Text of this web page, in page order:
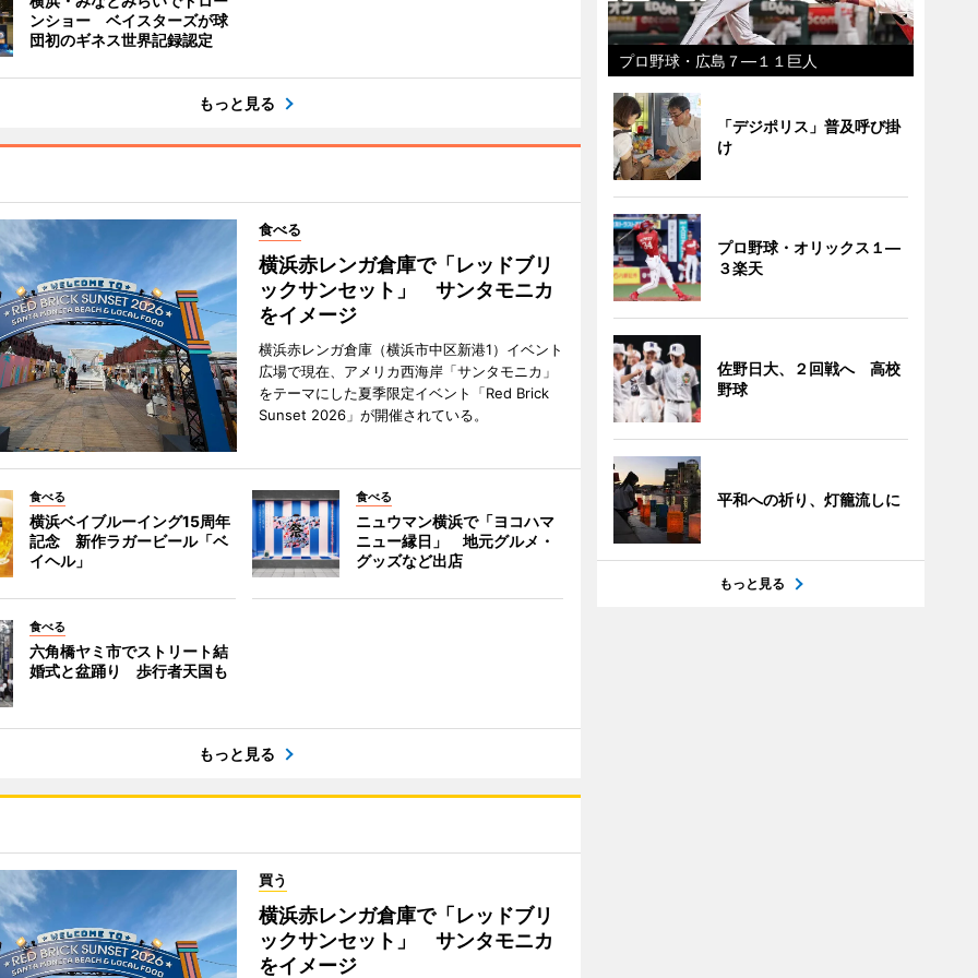
ンショー ベイスターズが球
団初のギネス世界記録認定
もっと見る
食べる
横浜赤レンガ倉庫で「レッドブリ
ックサンセット」 サンタモニカ
をイメージ
横浜赤レンガ倉庫（横浜市中区新港1）イベント
広場で現在、アメリカ西海岸「サンタモニカ」
をテーマにした夏季限定イベント「Red Brick
Sunset 2026」が開催されている。
食べる
横浜ベイブルーイング15周年
記念 新作ラガービール「ベ
イヘル」
食べる
ニュウマン横浜で「ヨコハマ
ニュー縁日」 地元グルメ・
グッズなど出店
食べる
六角橋ヤミ市でストリート結
婚式と盆踊り 歩行者天国も
もっと見る
買う
横浜赤レンガ倉庫で「レッドブリ
ックサンセット」 サンタモニカ
をイメージ
プロ野球・広島７―１１巨人
「デジポリス」普及呼び掛
け
プロ野球・オリックス１―
３楽天
佐野日大、２回戦へ 高校
野球
平和への祈り、灯籠流しに
もっと見る